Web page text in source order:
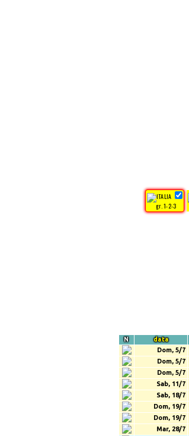
gr. 1-2-3
N data
Dom, 5/7
Dom, 5/7
Dom, 5/7
Sab, 11/7
Sab, 18/7
Dom, 19/7
Dom, 19/7
Mar, 28/7